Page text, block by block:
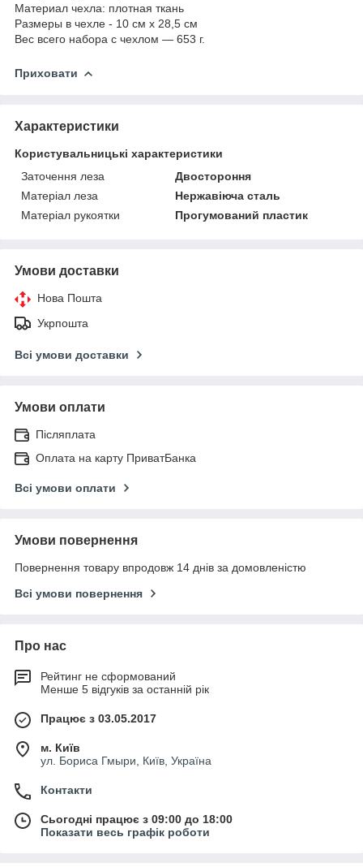
Материал чехла: плотная ткань
Размеры в чехле - 10 см х 28,5 см
Вес всего набора с чехлом ― 653 г.
Приховати
Характеристики
Користувальницькі характеристики
Заточення леза
Двостороння
Матеріал леза
Нержавіюча сталь
Матеріал рукоятки
Прогумований пластик
Умови доставки
Нова Пошта
Укрпошта
Всі умови доставки
Умови оплати
Післяплата
Оплата на карту ПриватБанка
Всі умови оплати
Умови повернення
Повернення товару впродовж 14 днів за домовленістю
Всі умови повернення
Про нас
Рейтинг не сформований
Менше 5 відгуків за останній рік
Працює з 03.05.2017
м. Київ
ул. Бориса Гмыри, Київ, Україна
Контакти
Сьогодні працює з 09:00 до 18:00
Показати весь графік роботи